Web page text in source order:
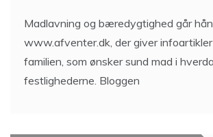
Madlavning og bæredygtighed går
www.afventer.dk, der giver
familien, som ønsker sund mad i
festlighederne. Bloggen